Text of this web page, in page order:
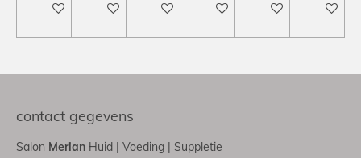
In winkelwagenIn winkelwagenIn winkelwagenIn winkelwagenIn winkelwagen
In
contact gegevens
Salon Merian Huid | Voeding | Suppletie